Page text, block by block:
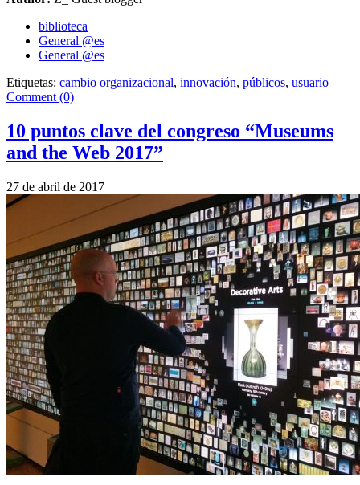
biblioteca
General @es
General @es
Etiquetas: cambio organizacional, innovación, públicos, usuario
Comment (0)
10 puntos clave del congreso “Museums
and the Web 2017”
27 de abril de 2017